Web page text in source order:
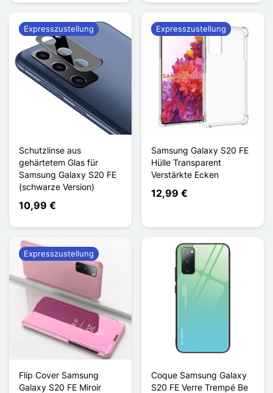
Schutzlinse aus
gehärtetem Glas für
Samsung Galaxy S20 FE
(schwarze Version)
10,99 €
Expresszustellung
Samsung Galaxy S20 FE
Hülle Transparent
Verstärkte Ecken
12,99 €
Expresszustellung
Flip Cover Samsung
Galaxy S20 FE Miroir
Expresszustellung
Coque Samsung Galaxy
S20 FE Verre Trempé Be